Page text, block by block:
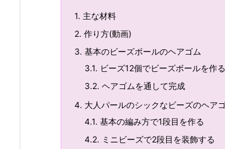
1. 主な材料
2. 作り方(動画)
3. 基本のビーズボールのヘアゴム
3.1. ビーズ12個でビーズボールを作る
3.2. ヘアゴムを通して完成
4. 大人パールのシックなビーズのヘア
4.1. 基本の編み方で1段目を作る
4.2. ミニビーズで2段目を装飾する